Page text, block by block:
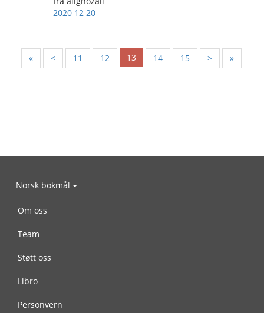
2020 12 20
« < 11 12 13 14 15 > »
Norsk bokmål
Om oss
Team
Støtt oss
Libro
Personvern